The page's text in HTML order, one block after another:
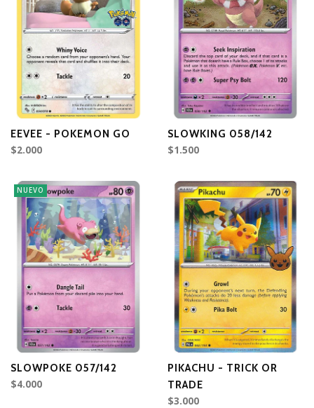
EEVEE - POKEMON GO
$2.000
SLOWKING 058/142
$1.500
NUEVO
SLOWPOKE 057/142
$4.000
PIKACHU - TRICK OR
TRADE
$3.000